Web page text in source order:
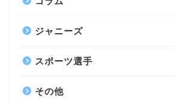
ジャニーズ
スポーツ選手
その他